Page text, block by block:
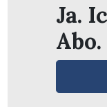
Ja.
Abo.